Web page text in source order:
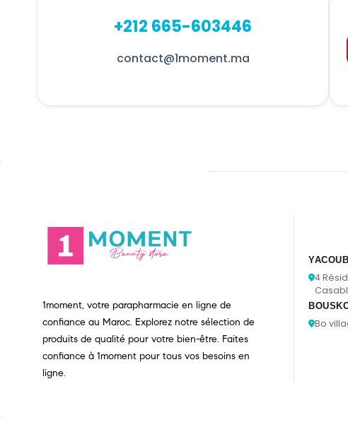
+212 665-603446
contact@1moment.ma
1moment, votre parapharmacie en ligne de
confiance au Maroc. Explorez notre sélection de
produits de qualité pour votre bien-être. Faites
confiance à 1moment pour tous vos besoins en
ligne.
4
Bo